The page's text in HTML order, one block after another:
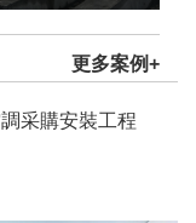
更多案例+
采購安裝工程